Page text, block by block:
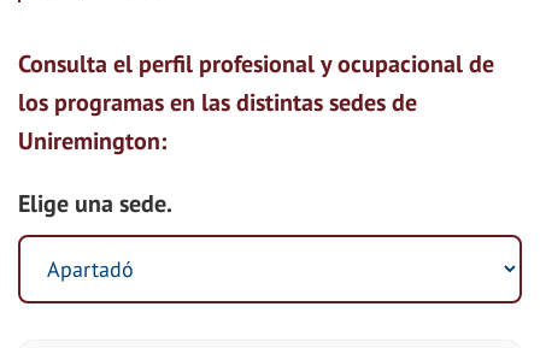
Consulta el perfil profesional y ocupacional de
los programas en las distintas sedes de
Uniremington:
Elige una sede.